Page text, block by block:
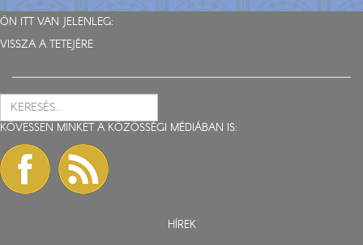
ÖN ITT VAN JELENLEG:
VISSZA A TETEJÉRE
KÖVESSEN MINKET A KÖZÖSSÉGI MÉDIÁBAN IS:
HÍREK